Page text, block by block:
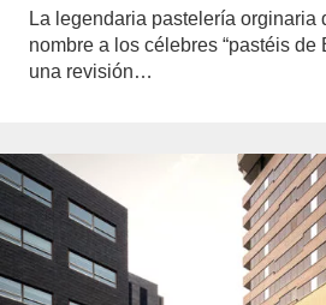
La legendaria pastelería orginaria
nombre a los célebres “pastéis de
una revisión…